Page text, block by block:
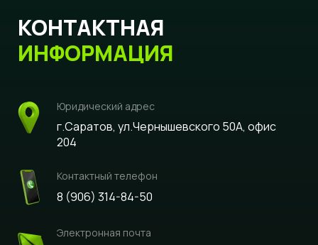
КОНТАКТНАЯ
ИНФОРМАЦИЯ
Юридический адрес
г.Саратов, ул.Чернышевского 50А, офис
204
Контактный телефон
8 (906) 314-84-50
Электронная почта